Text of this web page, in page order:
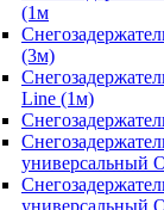
(1м
(3м)
Line (1м)
универсальный
универсальный